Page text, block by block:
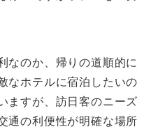
なのか、帰りの道順的に
なホテルに宿泊したいの
ますが、訪日客のニーズ
通の利便性が明確な場所